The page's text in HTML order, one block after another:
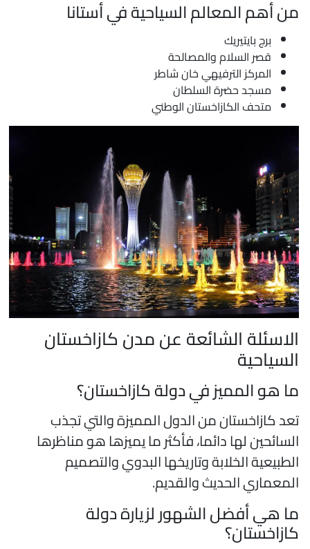
أهم المعالم السياحية في أستانا
برج بايتيريك
قصر السلام والمصالحة
المركز الترفيهي خان شاطر
مسجد حضرة السلطان
متحف الكازاخستان الوطني
الشائعة عن مدن كازاخستان
هو المميز في دولة كازاخستان؟
كازاخستان من الدول المميزة والتي تجذب
لها دائما، فأكثر ما يميزها هو مناظرها
الخلابة وتاريخها البدوي والتصميم
الحديث والقديم.
هي أفضل الشهور لزيارة دولة